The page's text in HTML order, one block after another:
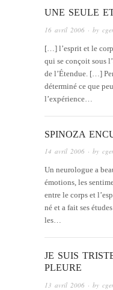
UNE SEULE
16 avril 2006 · by
[…] l’esprit et le
qui se conçoit sous
de l’Étendue. […]
déterminé ce que
l’expérience…
SPINOZA
14 avril 2006 · by
Un neurologue a
émotions, les
entre le corps et
né et a fait ses
les…
JE SUIS
PLEURE
13 avril 2006 · by